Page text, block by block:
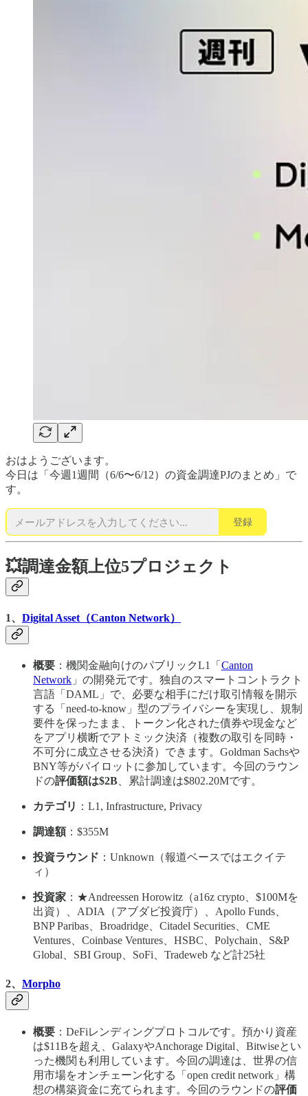
おはようございます。
今日は「今週1週間（6/6〜6/12）の資金調達PJのまとめ」で
す。
登録
💥調達金額上位5プロジェクト
1、 Digital Asset（Canton Network）
概要 ：機関金融向けのパブリックL1「 Canton
Network 」の開発元です。独自のスマートコントラクト
言語「DAML」で、必要な相手にだけ取引情報を開示
する「need-to-know」型のプライバシーを実現し、規制
要件を保ったまま、トークン化された債券や現金など
をアプリ横断でアトミック決済（複数の取引を同時・
不可分に成立させる決済）できます。Goldman Sachsや
BNY等がパイロットに参加しています。今回のラウン
ドの評価額は$2B 、累計調達は$802.20Mです。
カテゴリ ：L1, Infrastructure, Privacy
調達額：$355M
投資ラウンド ：Unknown（報道ベースではエクイテ
ィ）
投資家 ：★Andreessen Horowitz（a16z crypto、$100Mを
出資）、ADIA（アブダビ投資庁）、Apollo Funds、
BNP Paribas、Broadridge、Citadel Securities、CME
Ventures、Coinbase Ventures、HSBC、Polychain、S&P
Global、SBI Group、SoFi、Tradeweb など計25社
2、 Morpho
概要 ：DeFiレンディングプロトコルです。預かり資産
は$11Bを超え、GalaxyやAnchorage Digital、Bitwiseとい
った機関も利用しています。今回の調達は、世界の信
用市場をオンチェーン化する「open credit network」構
想の構築資金に充てられます。今回のラウンドの評価